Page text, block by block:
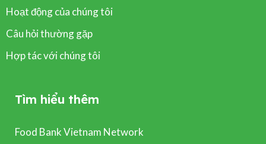
Hoạt động của chúng tôi
Câu hỏi thường gặp
Hợp tác với chúng tôi
Tìm hiểu thêm
Food Bank Vietnam Network